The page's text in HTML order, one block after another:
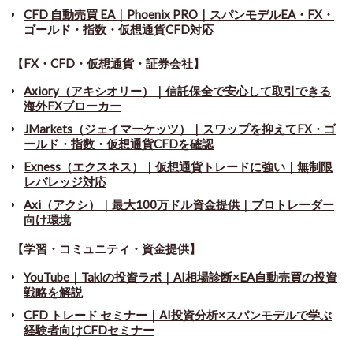
CFD 自動売買 EA｜Phoenix PRO｜スパンモデルEA・FX・
ゴールド・指数・仮想通貨CFD対応
【FX・CFD・仮想通貨・証券会社】
Axiory（アキシオリー）｜信託保全で安心して取引できる
海外FXブローカー
JMarkets（ジェイマーケッツ）｜スワップを抑えてFX・ゴ
ールド・指数・仮想通貨CFDを確認
Exness（エクスネス）｜仮想通貨トレードに強い｜無制限
レバレッジ対応
Axi（アクシ）｜最大100万ドル資金提供｜プロトレーダー
向け環境
【学習・コミュニティ・資金提供】
YouTube｜Takiの投資ラボ｜AI相場診断×EA自動売買の投資
戦略を解説
CFD トレード セミナー ｜ AI投資分析×スパンモデルで学ぶ
経験者向けCFDセミナー